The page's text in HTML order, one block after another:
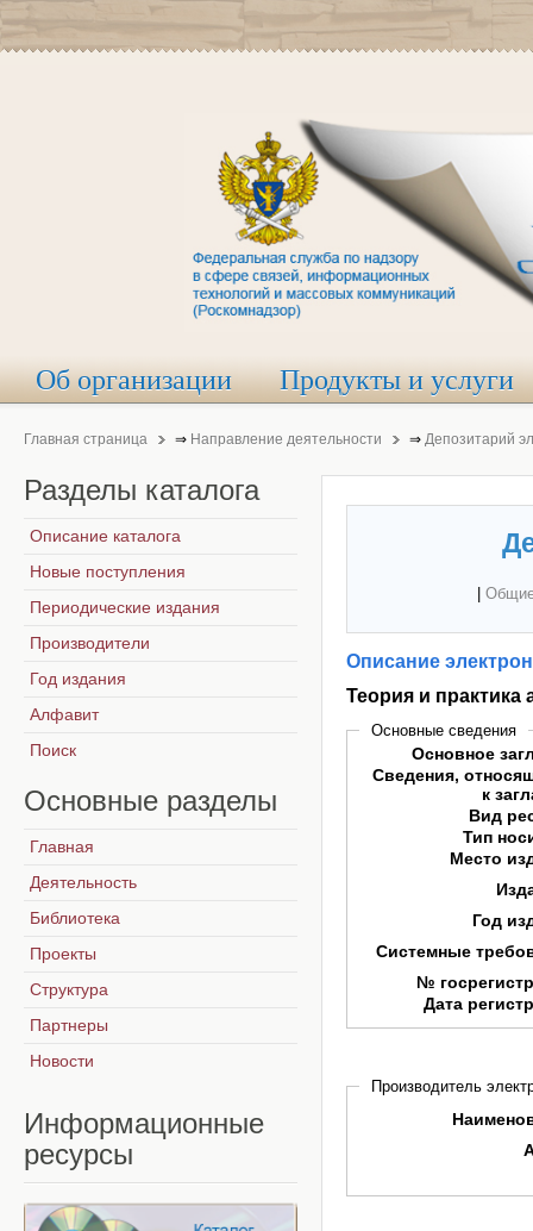
Об организации Продукты и услуги
Главная страница ⇒ Направление деятельности ⇒ Депозитарий
Описание
Теория и практика
Основные сведения
Основное
Сведения,
к
Вид
Тип
Место
Год
Системные
№
Дата
Производитель
Разделы каталога
Описание каталога
Новые поступления
Периодические издания
Производители
Год издания
Алфавит
Поиск
Основные разделы
Главная
Деятельность
Библиотека
Проекты
Структура
Партнеры
Новости
Информационные
ресурсы